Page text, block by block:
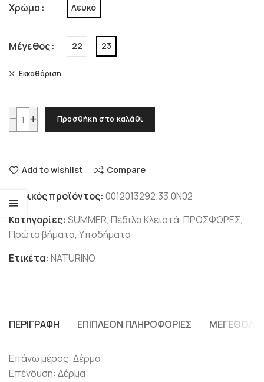
Χρώμα Λευκό
Μέγεθος 22 23
Εκκαθάριση
Προσθήκη στο καλάθι
Add to wishlist Compare
Κωδικός προϊόντος: 0012013292.33.0N02
Κατηγορίες: SUMMER, Πέδιλα Κλειστά, ΠΡΟΣΦΟΡΕΣ,
Πρώτα βήματα, Υποδήματα
Ετικέτα: NATURINO
ΠΕΡΙΓΡΑΦΉ ΕΠΙΠΛΈΟΝ ΠΛΗΡΟΦΟΡΊΕΣ
Επάνω μέρος: Δέρμα
Επένδυση: Δέρμα